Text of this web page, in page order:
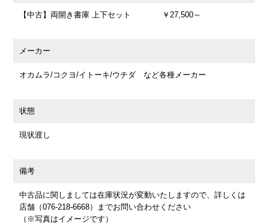
【中古】両開き書庫 上下セット ￥27,500～
メーカー
オカムラ/コクヨ/イトーキ/ウチダ など各種メーカー
状態
現状渡し
備考
中古品に関しましては在庫状況が変動いたしますので、詳しくは
店舗（076-218-6668）までお問い合わせください
（※写真はイメージです）